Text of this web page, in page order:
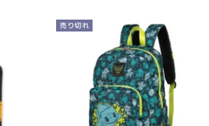
価
格
売り切れ